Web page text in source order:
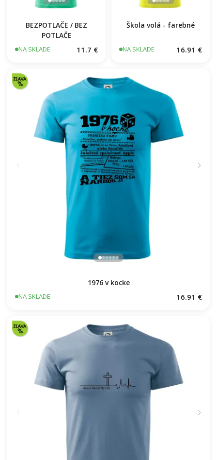
BEZPOTLAČE / BEZ
POTLAČE
NA SKLADE 11.7 €
Škola volá - farebné
NA SKLADE 16.91 €
1976 v kocke
NA SKLADE 16.91 €